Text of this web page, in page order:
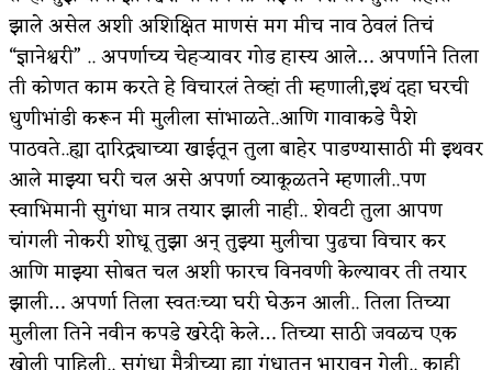
झाले असेल अशी अशिक्षित माणसं मग मीच नाव ठेवलं तिचं
“ज्ञानेश्वरी” .. अपर्णाच्य चेहऱ्यावर गोड हास्य आले… अपर्णाने तिला
ती कोणत काम करते हे विचारलं तेव्हां ती म्हणाली,इथं दहा घरची
धुणीभांडी करून मी मुलीला सांभाळते..आणि गावाकडे पैशे
पाठवते..ह्या दारिद्र्याच्या खाईतून तुला बाहेर पाडण्यासाठी मी इथवर
आले माझ्या घरी चल असे अपर्णा व्याकूळतने म्हणाली..पण
स्वाभिमानी सुगंधा मात्र तयार झाली नाही.. शेवटी तुला आपण
चांगली नोकरी शोधू तुझा अन् तुझ्या मुलीचा पुढचा विचार कर
आणि माझ्या सोबत चल अशी फारच विनवणी केल्यावर ती तयार
झाली… अपर्णा तिला स्वतःच्या घरी घेऊन आली.. तिला तिच्या
मुलीला तिने नवीन कपडे खरेदी केले… तिच्या साठी जवळच एक